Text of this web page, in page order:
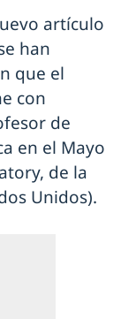
artículo
han
que el
con
de
en el Mayo
de la
Unidos).